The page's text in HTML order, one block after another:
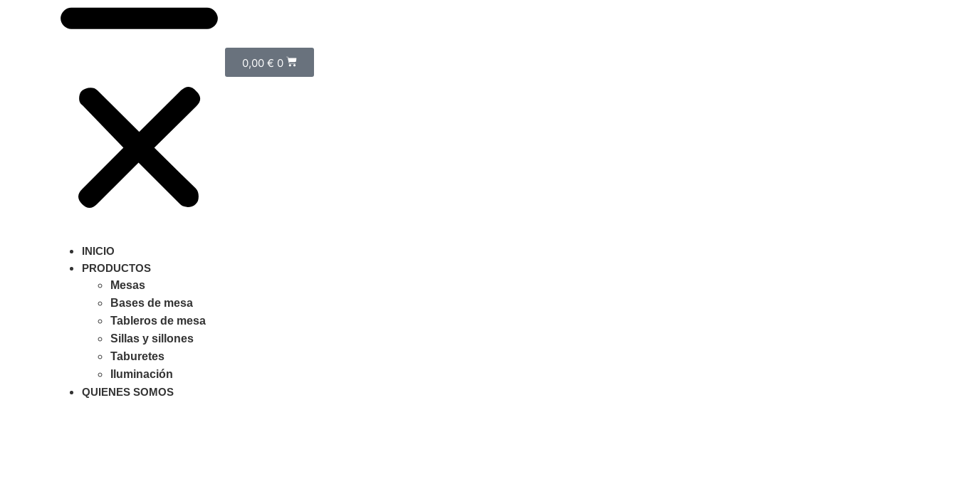
INICIO
PRODUCTOS
Mesas
Bases de mesa
Tableros de mesa
Sillas y sillones
Taburetes
Iluminación
QUIENES SOMOS
0,00 € 0